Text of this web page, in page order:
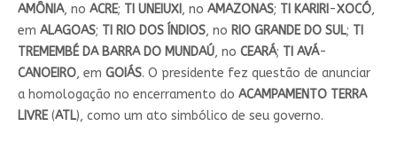
AMÔNIA, no ACRE; TI UNEIUXI , no AMAZONAS; TI KARIRI -XOCÓ,
em ALAGOAS; TI RIO DOS ÍNDIOS, no RIO GRANDE DO SUL; TI
TREMEMBÉ DA BARRA DO MUNDAÚ, no CEARÁ; TI AVÁ-
CANOEIRO, em GOIÁS. O presidente fez questão de anunciar
a homologação no encerramento do ACAMPAMENTO TERRA
LIVRE(ATL), como um ato simbólico de seu governo.